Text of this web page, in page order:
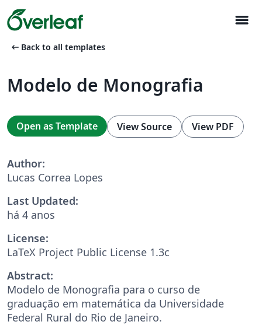
menu
arrow_left_alt Back to all templates
Modelo de Monografia
Open as Template View Source View PDF
Author:
Lucas Correa Lopes
Last Updated:
há 4 anos
License:
LaTeX Project Public License 1.3c
Abstract:
Modelo de Monografia para o curso de
graduação em matemática da Universidade
Federal Rural do Rio de Janeiro.